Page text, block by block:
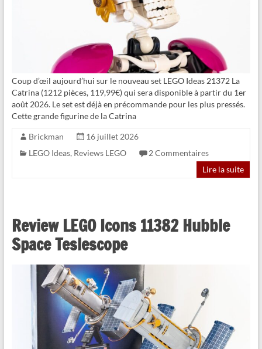
Coup d’œil aujourd’hui sur le nouveau set LEGO Ideas 21372 La
Catrina (1212 pièces, 119,99€) qui sera disponible à partir du 1er
août 2026. Le set est déjà en précommande pour les plus pressés.
Cette grande figurine de la Catrina
Brickman
16 juillet 2026
LEGO Ideas, Reviews LEGO
2 Commentaires
Lire la suite
Review LEGO Icons 11382 Hubble
Space Teslescope